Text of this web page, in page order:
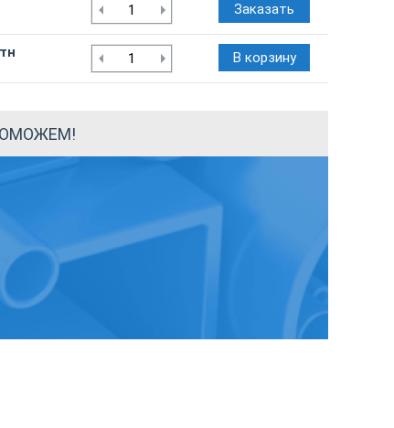
Заказать
В корзину